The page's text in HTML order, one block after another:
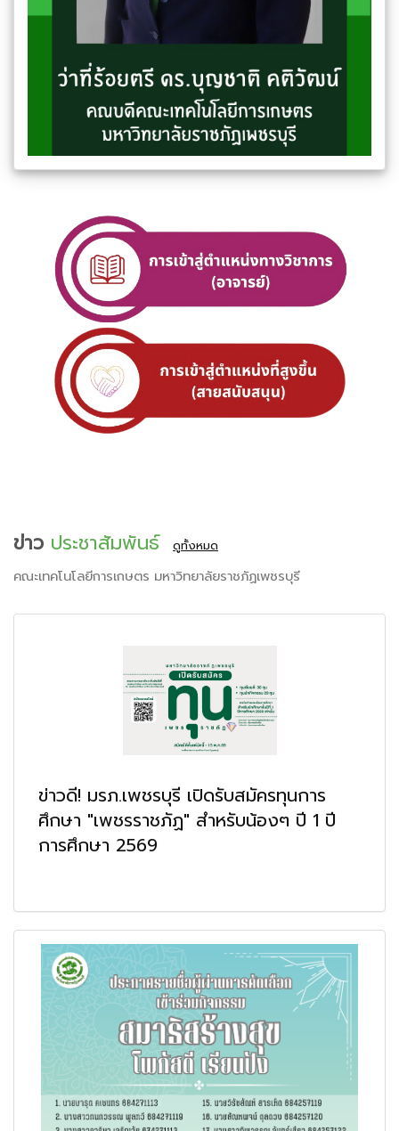
ข่าว ประชาสัมพันธ์ ดูทั้งหมด
คณะเทคโนโลยีการเกษตร มหาวิทยาลัยราชภัฏเพชรบุรี
ข่าวดี! มรภ.เพชรบุรี เปิดรับสมัครทุนการ
ศึกษา "เพชรราชภัฏ" สำหรับน้องๆ ปี 1 ปี
การศึกษา 2569